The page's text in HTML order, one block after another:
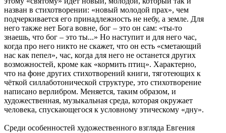
назван в стихотворении: «новый молодой прах», чем
подчеркивается его принадлежность не небу, а земле. Для
него также нет Бога вовне, бог – это он сам: «ты-то
знаешь, что бог – это ты...» Но наступит и для него час,
когда про него никто не скажет, что он есть «сметающий
нас как пепел», час, когда для него не останется других
возможностей, кроме как «кормить птиц». Характерно,
что на фоне других стихотворений книги, тяготеющих к
чёткой силлаботонической структуре, это стихотворение
написано верлибром. Меняется, таким образом, и
художественная, музыкальная среда, которая окружает
человека, спускающегося к условному этическому «дну».
Среди особенностей художественного взгляда Евгения